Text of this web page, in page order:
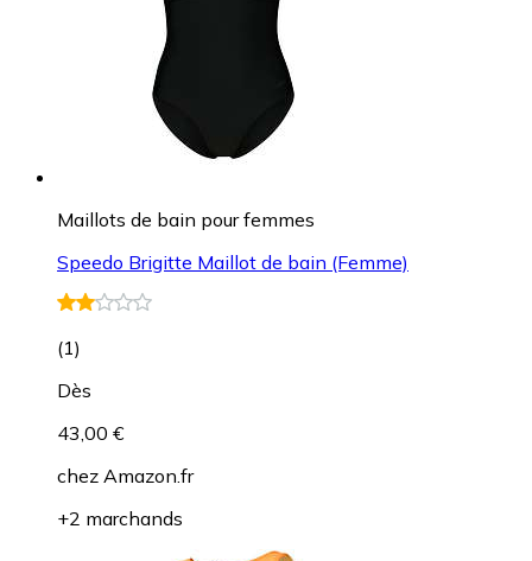
Maillots de bain pour femmes
Speedo Brigitte Maillot de bain (Femme)
(1)
Dès
43,00 €
chez Amazon.fr
+2 marchands